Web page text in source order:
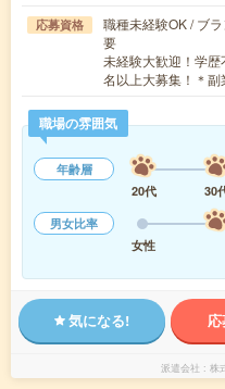
応募資格
職種未経験OK / ブ
要
未経験大歓迎！学
名以上大募集！＊
職場の雰囲気
年齢層
20代
30
男女比率
女性
気になる!
派遣会社 株